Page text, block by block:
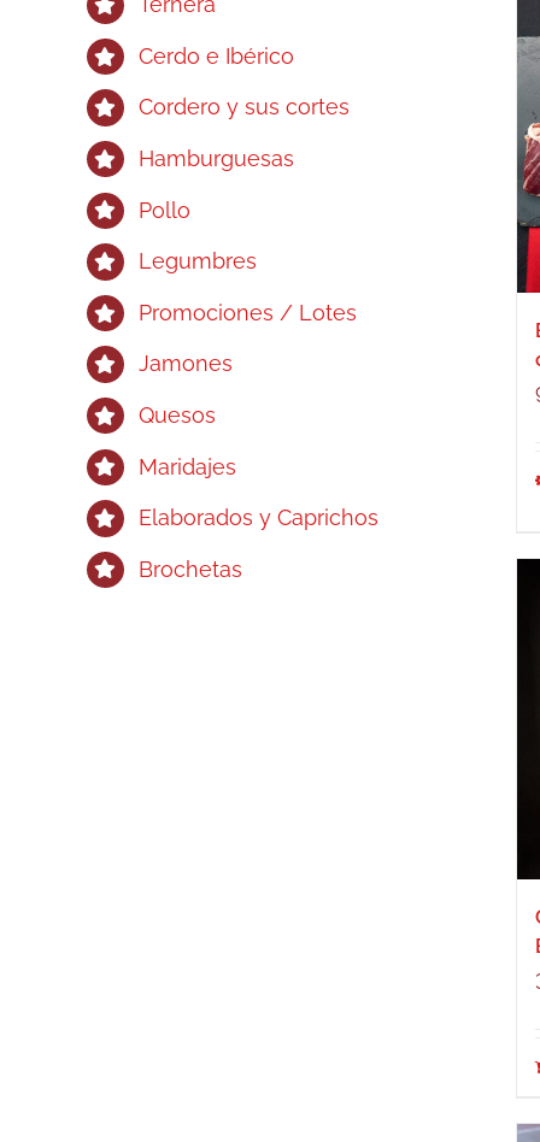
Cerdo e Ibérico
Cordero y sus cortes
Hamburguesas
Pollo
Legumbres
Promociones / Lotes
Jamones
Quesos
Maridajes
Elaborados y Caprichos
Brochetas